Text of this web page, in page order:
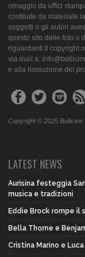
omaggio da uffici
costituite da materiale
soggetti o gli autori
questo sito delle foto o
riguardanti il copyright
via mail a:
e alla risoluzione del
Copyright © 2025 Bollicine
LATEST NEWS
Aurisina festeggia
musica e tradizioni
Eddie Brock rompe il
Bella Thorne e
Cristina Marino e